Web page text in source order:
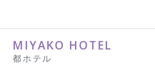
MIYAKO HOTEL
都ホテル